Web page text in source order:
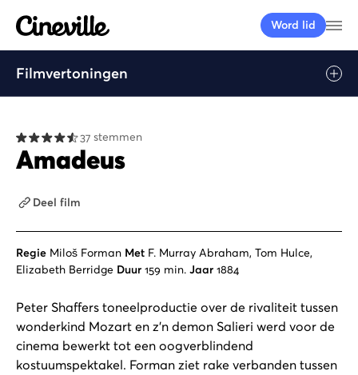
Cineville Logo
Word lid
Filmvertoningen
37 stemmen
Amadeus
Deel film
Regie Miloš Forman Met F. Murray Abraham, Tom Hulce,
Elizabeth Berridge Duur 159 min. Jaar 1884
Peter Shaffers toneelproductie over de rivaliteit tussen
wonderkind Mozart en z'n demon Salieri werd voor de
cinema bewerkt tot een oogverblindend
kostuumspektakel. Forman ziet rake verbanden tussen